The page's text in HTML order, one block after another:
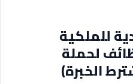
للملكية
لحملة
الخبرة)